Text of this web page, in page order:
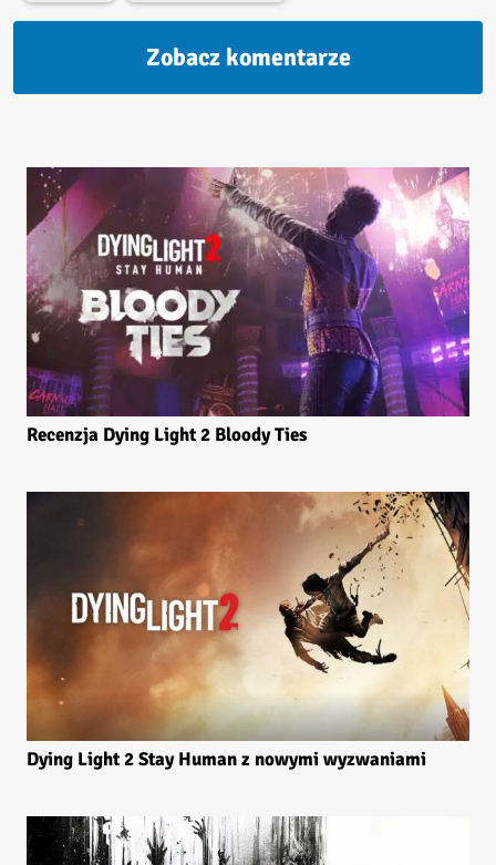
Zobacz komentarze
Recenzja Dying Light 2 Bloody Ties
Dying Light 2 Stay Human z nowymi wyzwaniami